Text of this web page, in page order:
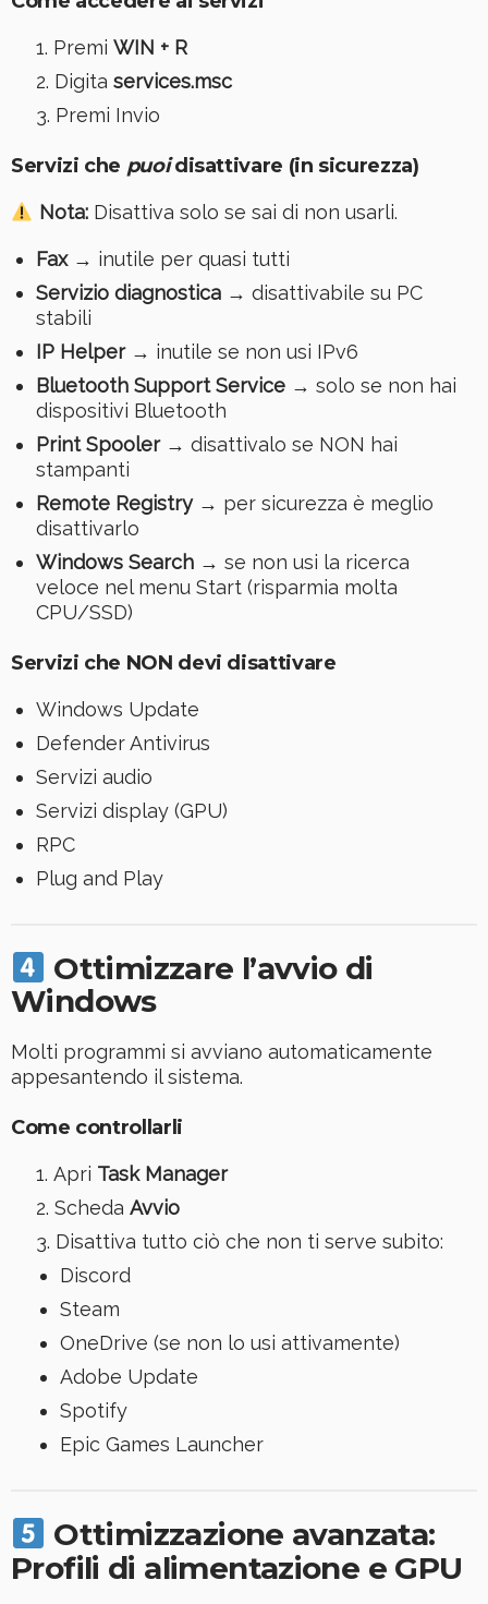
Premi WIN + R
Digita services.msc
Premi Invio
Servizi che puoidisattivare (in sicurezza)
Nota:Disattiva solo se sai di non usarli.
Fax→ inutile per quasi tutti
Servizio diagnostica→ disattivabile su PC
stabili
IP Helper→ inutile se non usi IPv6
Bluetooth Support Service→ solo se non hai
dispositivi Bluetooth
Print Spooler→ disattivalo se NON hai
stampanti
Remote Registry→ per sicurezza è meglio
disattivarlo
Windows Search→ se non usi la ricerca
veloce nel menu Start (risparmia molta
CPU/SSD)
Servizi che NON devi disattivare
Windows Update
Defender Antivirus
Servizi audio
Servizi display (GPU)
RPC
Plug and Play
Ottimizzare l’avvio di
Windows
Molti programmi si avviano automaticamente
appesantendo il sistema.
Come controllarli
Apri Task Manager
Scheda Avvio
Disattiva tutto ciò che non ti serve subito:
Discord
Steam
OneDrive (se non lo usi attivamente)
Adobe Update
Spotify
Epic Games Launcher
Ottimizzazione avanzata:
Profili di alimentazione e GPU